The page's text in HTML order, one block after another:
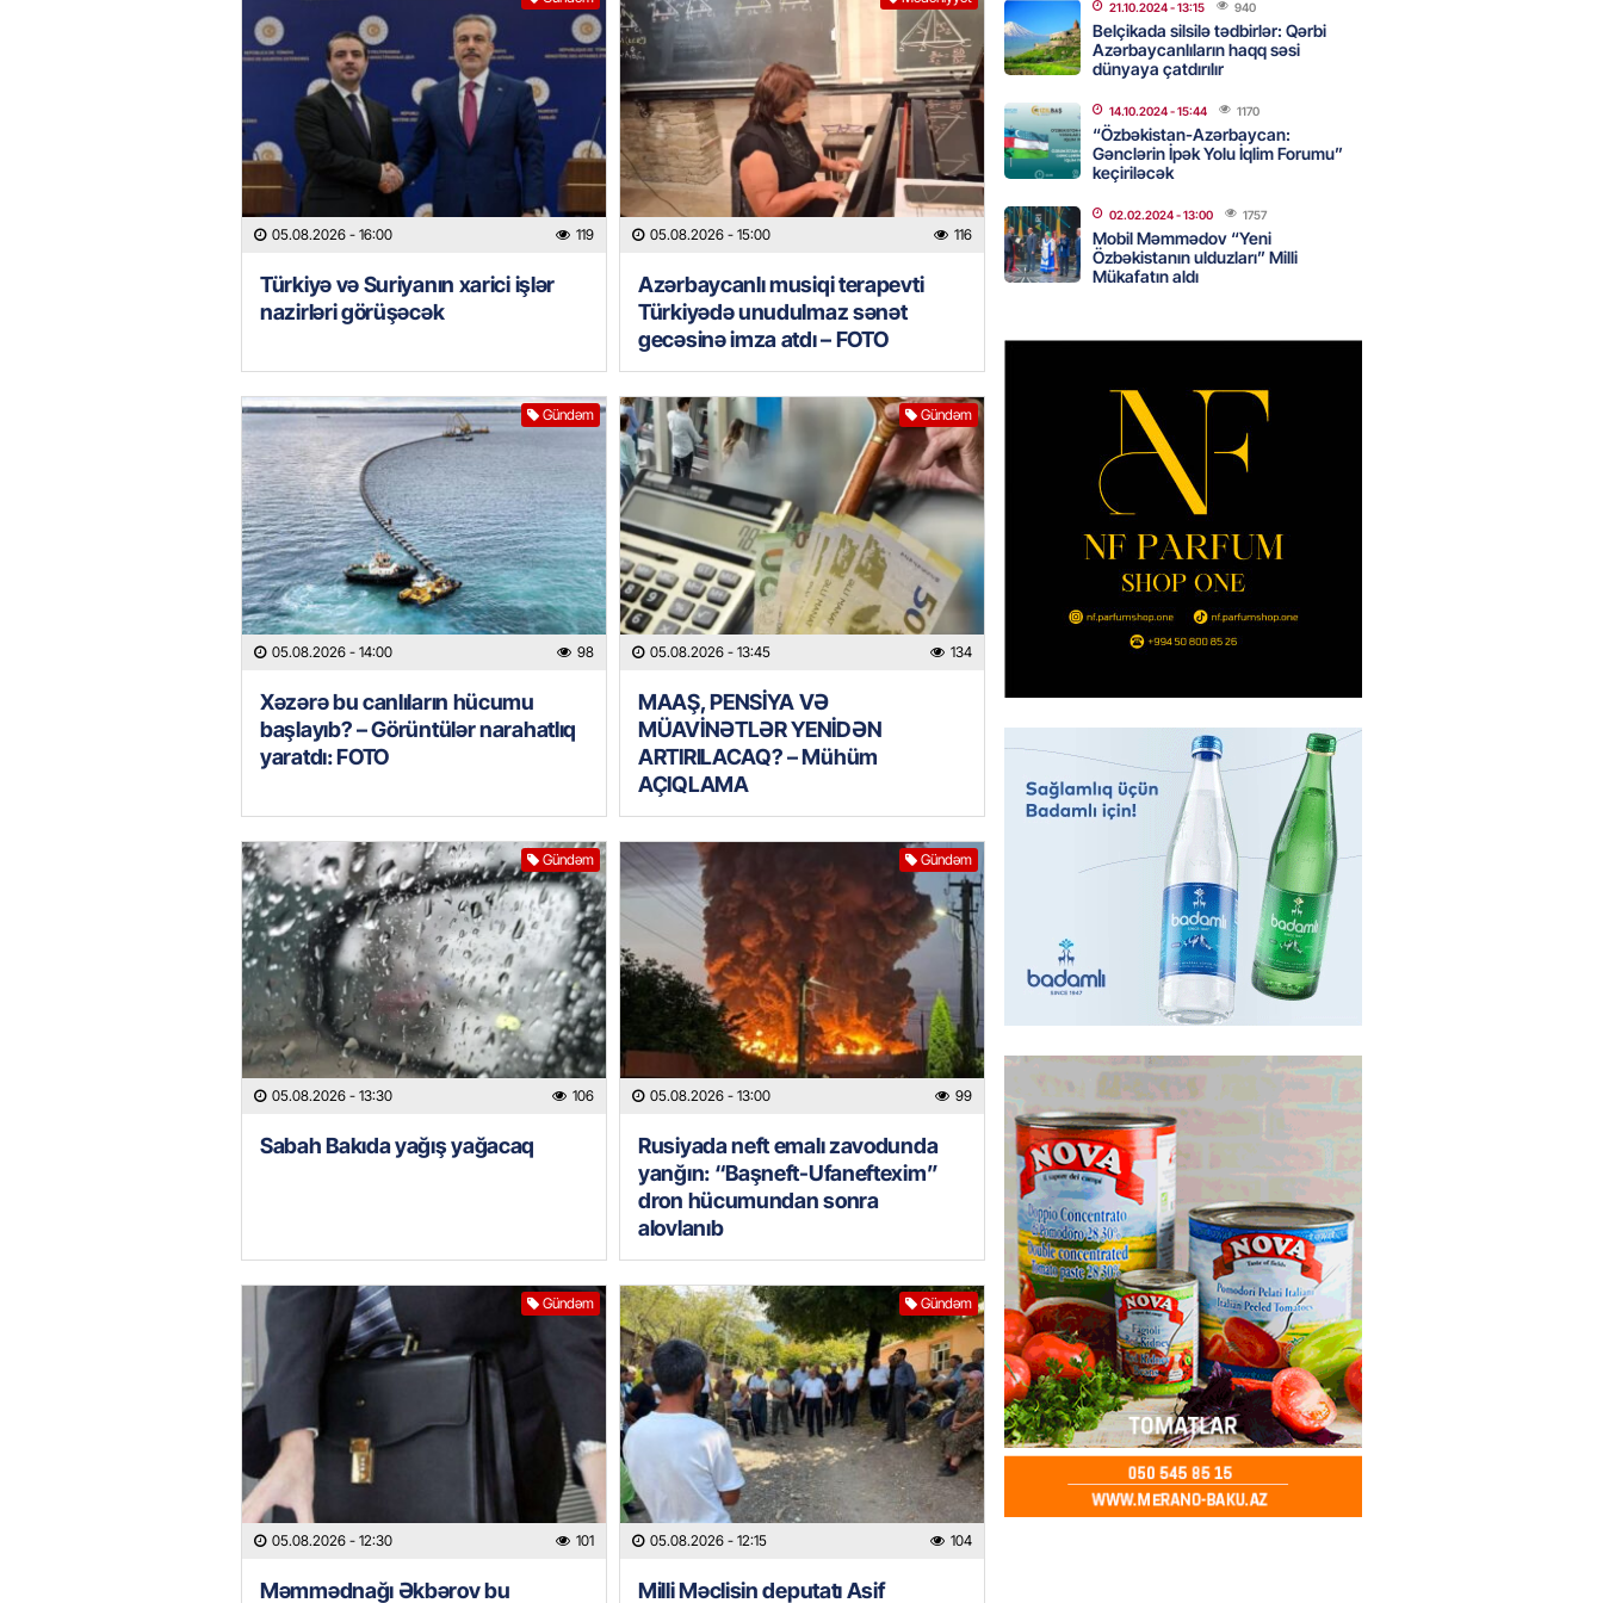
05.08.2026 - 16:00 119
Türkiyə və Suriyanın xarici işlər
nazirləri görüşəcək
05.08.2026 - 15:00 116
Azərbaycanlı musiqi terapevti
Türkiyədə unudulmaz sənət
gecəsinə imza atdı – FOTO
Gündəm
05.08.2026 - 14:00 98
Xəzərə bu canlıların hücumu
başlayıb? – Görüntülər narahatlıq
yaratdı: FOTO
Gündəm
05.08.2026 - 13:45 134
MAAŞ, PENSİYA VƏ
MÜAVİNƏTLƏR YENİDƏN
ARTIRILACAQ? – Mühüm
AÇIQLAMA
Gündəm
05.08.2026 - 13:30 106
Sabah Bakıda yağış yağacaq
Gündəm
05.08.2026 - 13:00 99
Rusiyada neft emalı zavodunda
yanğın: “Başneft-Ufaneftexim”
dron hücumundan sonra
alovlanıb
Gündəm
05.08.2026 - 12:30 101
Məmmədnağı Əkbərov bu
Gündəm
05.08.2026 - 12:15 104
Milli Məclisin deputatı Asif
05.08.2026- 14:30 84
Xameneyinin ofisi Pezeşkianın istefası
ilə bağlı iddiaları təkzib etdi
- 14:15
GÜNDƏM
Xəzərə bu canlıların hücumu başlayıb?
MAAŞ, PENSİYA VƏ MÜAVİNƏTLƏR
YENİDƏN ARTIRILACAQ? – Mühüm
AÇIQLAMA
- 13:45
Sabah Bakıda yağış yağacaq
05.08.2026 - 13:30
Britaniyaya gedirmiş
05.08.2026 - 13:15
Rusiyada neft emalı zavodunda yanğın:
“Başneft-Ufaneftexim” dron
hücumundan sonra alovlanıb
05.08.2026 99
yaxşı hazırlaşıb
05.08.2026 - 12:45
GÜNDƏM
Məmmədnağı Əkbərov bu agentliyin
sədr müavini oldu – FOTO
05.08.2026- 12:30 101
GÜNDƏM
Milli Məclisin deputatı Asif Əsgərov
Zaqatalanın dağ kəndlərindən biri olan
Cimcimax kəndində sakinlərlə görüşdü
-FOTOLAR
05.08.2026 - 12:15 104
21.10.2024- 13:15 940
Belçikada silsilə tədbirlər: Qərbi
Azərbaycanlıların haqq səsi
dünyaya çatdırılır
14.10.2024- 15:44 1170
“Özbəkistan-Azərbaycan:
Gənclərin İpək Yolu İqlim Forumu”
keçiriləcək
02.02.2024- 13:00 1757
Mobil Məmmədov “Yeni
Özbəkistanın ulduzları” Milli
Mükafatın aldı